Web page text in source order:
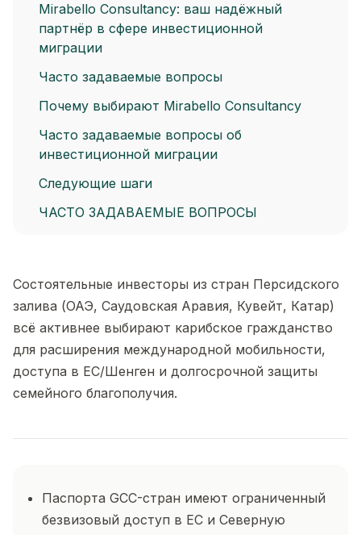
Mirabello Consultancy: ваш надёжный
партнёр в сфере инвестиционной
миграции
Часто задаваемые вопросы
Почему выбирают Mirabello Consultancy
Часто задаваемые вопросы об
инвестиционной миграции
Следующие шаги
ЧАСТО ЗАДАВАЕМЫЕ ВОПРОСЫ
Состоятельные инвесторы из стран Персидского
залива (ОАЭ, Саудовская Аравия, Кувейт, Катар)
всё активнее выбирают карибское гражданство
для расширения международной мобильности,
доступа в ЕС/Шенген и долгосрочной защиты
семейного благополучия.
Паспорта GCC-стран имеют ограниченный
безвизовый доступ в ЕС и Северную